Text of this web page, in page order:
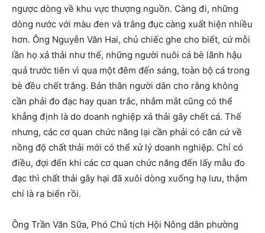
ngược dòng về khu vực thượng nguồn. Càng đi, những
dòng nước với màu đen và trắng đục càng xuất hiện nhiều
hơn. Ông Nguyễn Văn Hai, chủ chiếc ghe cho biết, cứ mỗi
lần họ xả thải như thế, những người nuôi cá bè lãnh hậu
quả trước tiên vì qua một đêm đến sáng, toàn bộ cá trong
bè đều chết trắng. Bản thân người dân cho rằng không
cần phải đo đạc hay quan trắc, nhắm mắt cũng có thể
khẳng định là do doanh nghiệp xả thải gây chết cá. Thế
nhưng, các cơ quan chức năng lại cần phải có căn cứ về
nồng độ chất thải mới có thể xử lý doanh nghiệp. Chỉ có
điều, đợi đến khi các cơ quan chức năng đến lấy mẫu đo
đạc thì chất thải gây hại đã xuôi dòng xuống hạ lưu, thậm
chí là ra biển rồi.
Ông Trần Văn Sữa, Phó Chủ tịch Hội Nông dân phường